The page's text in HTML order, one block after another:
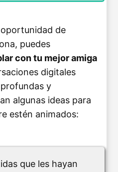
de
puedes
con tu mejor amiga
digitales
y
algunas ideas para
estén animados:
que les hayan